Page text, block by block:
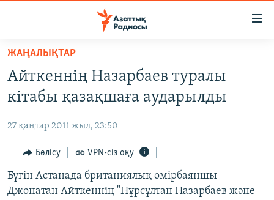
Skip
main
content
to
Navigation
Skip
САЯСАТ
ҚАҢТАР ОҚИҒАСЫ
АДАМ ҚҰҚЫҚТАРЫ
ӘЛЕУМЕТ
ӘЛЕМ
ЖАҢАЛЫҚТАР
Айткеннің Назарбаев туралы
кітабы қазақшаға аударылды
27 қаңтар 2011 жыл, 23:50
Бөлісу VPN-сіз оқу
Бүгін Астанада британиялық өмірбаяншы
Джонатан Айткеннің "Нұрсұлтан Назарбаев және